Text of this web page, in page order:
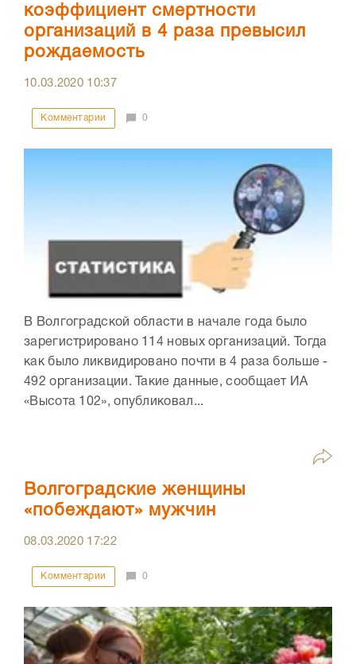
коэффициент смертности
организаций в 4 раза превысил
рождаемость
10.03.2020 10:37
Комментарии 0
В Волгоградской области в начале года было
зарегистрировано 114 новых организаций. Тогда
как было ликвидировано почти в 4 раза больше -
492 организации. Такие данные, сообщает ИА
«Высота 102», опубликовал...
Волгоградские женщины
«побеждают» мужчин
08.03.2020 17:22
Комментарии 0